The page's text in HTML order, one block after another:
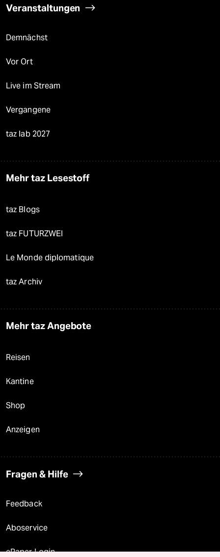
Veranstaltungen
Demnächst
Vor Ort
Live im Stream
Vergangene
taz lab 2027
Mehr taz Lesestoff
taz Blogs
taz FUTURZWEI
Le Monde diplomatique
taz Archiv
Mehr taz Angebote
Reisen
Kantine
Shop
Anzeigen
Fragen & Hilfe
Feedback
Aboservice
ePaper Login